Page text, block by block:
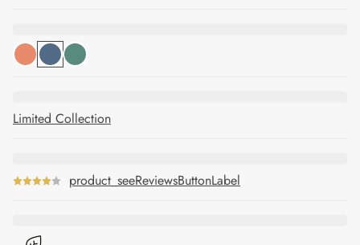
Limited Collection
product_seeReviewsButtonLabel